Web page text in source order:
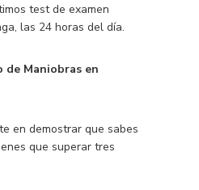
test de examen
las 24 horas del día.
de Maniobras en
en demostrar que sabes
que superar tres